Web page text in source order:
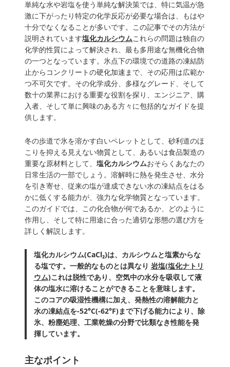
単純な水や岩塩を使う単純な解決策では、特に気温が急
激に下がったり特定の化学反応が必要な場合は、もはや
十分でなくなることが多いです。この記事でその方法が
説明されています塩化カルシウムこれらの問題は独自の
化学的性質によって解決され、最も多用途な無機化合物
の一つとなっています。氷点下の環境での道路の凍結防
止からコンクリートの硬化加速まで、その応用は広範か
つ不可欠です。その化学成分、多様なグレード、そして
数十の業界における重要な役割を探り、エンジニア、購
入者、そして単に興味のある方々に包括的なガイドを提
供します。
冬の歩道で氷を溶かす白いペレットとして、砂利道のほ
こりを抑える見えない物質として、あるいは食品製造の
重要な原材料として、 塩化カルシウムおそらくあなたの
日常生活の一部でしょう。溶解時に熱を発生させ、水分
を引き寄せ、従来の塩が達成できない水の凍結点をはる
かに低くする能力が、強力な化学物質となっています。
このガイドでは、この化合物が何であるか、どのように
作用し、そして特に用途に合った適切な形態の選び方を
詳しく解説します。
塩化カルシウム(CaCl₂)は、カルシウムと塩素からな
る塩です。一般的なものとは異なり 岩塩(塩化ナトリ
ウム)これは脱性であり、空気中の水分を吸収して液
体の塩水に溶けることができることを意味します。
このコアの吸湿性機構に加え、発熱性の溶解能力と
水の凍結点を-52°C(-62°F)まで下げる能力により、除
氷、粉塵処理、工業乾燥の分野で比類なき性能を発
揮しています。
主なポイント